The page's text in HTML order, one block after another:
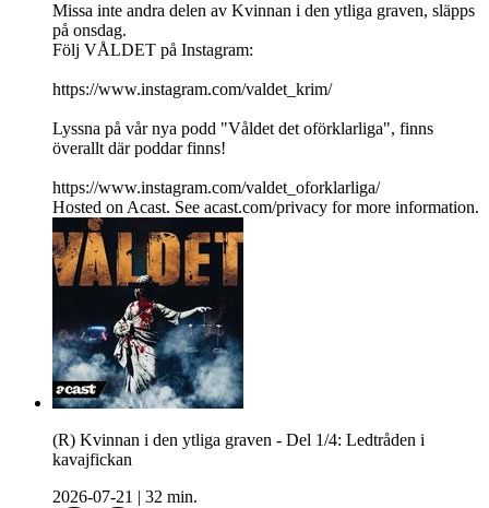
Missa inte andra delen av Kvinnan i den ytliga graven, släpps
på onsdag.
Följ VÅLDET på Instagram:
https://www.instagram.com/valdet_krim/
Lyssna på vår nya podd "Våldet det oförklarliga", finns
överallt där poddar finns!
https://www.instagram.com/valdet_oforklarliga/
Hosted on Acast. See acast.com/privacy for more information.
(R) Kvinnan i den ytliga graven - Del 1/4: Ledtråden i
kavajfickan
2026-07-21
32 min.